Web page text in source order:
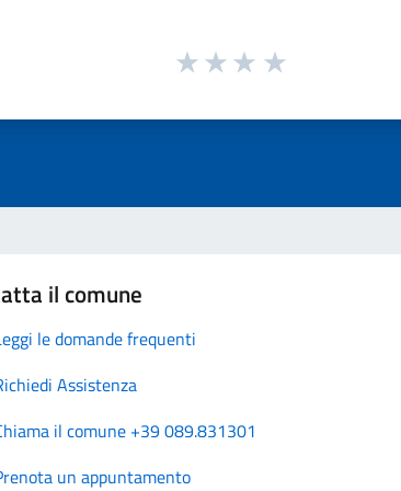
il comune
le domande frequenti
Assistenza
il comune +39 089.831301
un appuntamento